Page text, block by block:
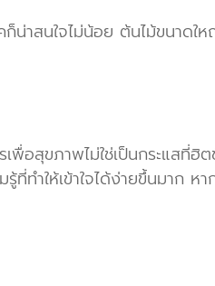
น่าสนใจไม่น้อย ต้นไม้ขนาด
พื่อสุขภาพไม่ใช่เป็นกระแสที่
ทำให้เข้าใจได้ง่ายขึ้นมาก ห